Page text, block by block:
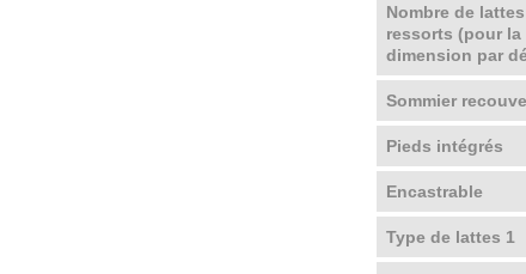
Nombre de
ressorts (pour la
dimension par
Sommier
Pieds intégrés
Encastrable
Type de lattes 1